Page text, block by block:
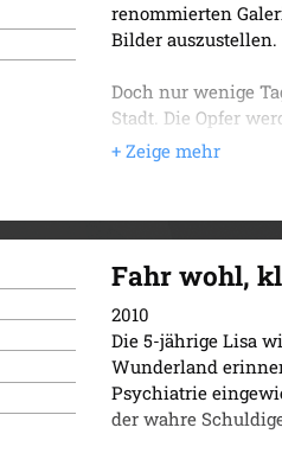
renommierten
Bilder auszustellen.
Doch nur wenige
Stadt. Die Opfer
widerspiegeln.
und Wagner. Der
gefährliche
Im Laufe der
Licht, und es wird
Ein atemloser
Fahr wohl,
2010
Die 5-jährige Lisa
Wunderland
Psychiatrie
der wahre